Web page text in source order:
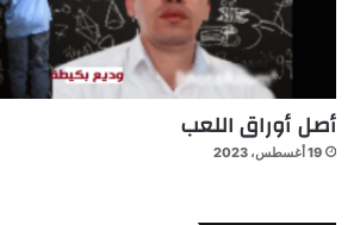
أصل أوراق اللعب
19 أغسطس، 2023